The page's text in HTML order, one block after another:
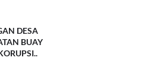
DESA
BUAY